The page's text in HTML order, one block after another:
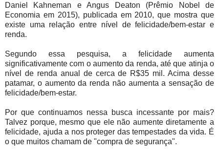
Daniel Kahneman e Angus Deaton (Prêmio Nobel de
Economia em 2015), publicada em 2010, que mostra que
existe uma relação entre nível de felicidade/bem-estar e
renda.
Segundo essa pesquisa, a felicidade aumenta
significativamente com o aumento da renda, até que atinja o
nível de renda anual de cerca de R$35 mil. Acima desse
patamar, o aumento da renda não aumenta a sensação de
felicidade/bem-estar.
Por que continuamos nessa busca incessante por mais?
Talvez porque, mesmo que ele não aumente diretamente a
felicidade, ajuda a nos proteger das tempestades da vida. É
o que muitos chamam de "compra de segurança".